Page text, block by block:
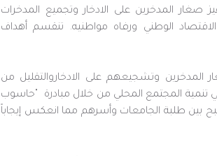
صغار المدخرين على الادخار وتجميع المدخرات
الوطني ورفاه مواطنيه. تنقسم أهداف
المدخرين وتشجيعهم على الادخاروالتقليل من
تنمية المجتمع المحلي من خلال مبادرة "حاسوب
بين طلبة الجامعات وأسرهم مما انعكس إيجاباً